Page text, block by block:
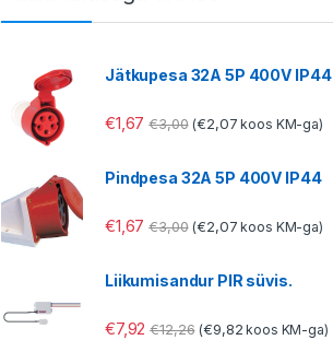
Jätkupesa 32A 5P 400V IP44
€1,67 €3,00 (€2,07 koos KM-ga)
Pindpesa 32A 5P 400V IP44
€1,67 €3,00 (€2,07 koos KM-ga)
Liikumisandur PIR süvis.
€7,92 €12,26 (€9,82 koos KM-ga)